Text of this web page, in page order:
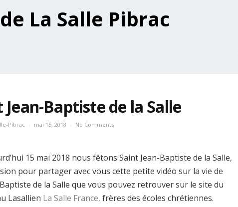
Jean-Baptiste de la Salle
Pibrac mai 15, 2018 No Comments
15 mai 2018 nous fêtons Saint Jean-Baptiste de la Salle,
pour partager avec vous cette petite vidéo sur la vie de
de la Salle que vous pouvez retrouver sur le site du
Lasallien La Salle France, frères des écoles chrétiennes.